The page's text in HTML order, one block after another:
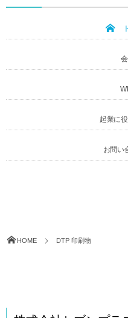
起業に
お問い
HOME DTP 印刷物